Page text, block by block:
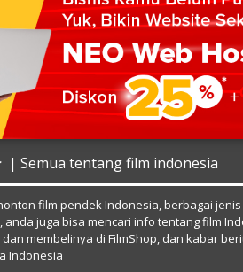
| Semua tentang film indonesia
film pendek Indonesia, berbagai
anda juga bisa mencari info tentang film
membelinya di FilmShop, dan kabar
Indonesia